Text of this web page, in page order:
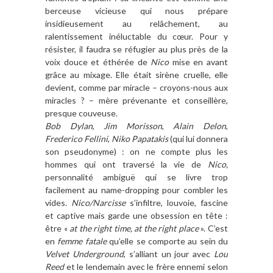
berceuse vicieuse qui nous prépare
insidieusement au relâchement, au
ralentissement inéluctable du cœur. Pour y
résister, il faudra se réfugier au plus près de la
voix douce et éthérée de Nicomise en avant
grâce au mixage. Elle était sirène cruelle, elle
devient, comme par miracle – croyons-nous aux
miracles ? – mère prévenante et conseillère,
presque couveuse.
Bob Dylan, Jim Morisson, Alain Delon,
Frederico Fellini, Niko Papatakis(qui lui donnera
son pseudonyme) : on ne compte plus les
hommes qui ont traversé la vie de Nico,
personnalité ambiguë qui se livre trop
facilement au name-dropping pour combler les
vides. Nico/Narcisses’infiltre, louvoie, fascine
et captive mais garde une obsession en tête :
être «at the right time, at the right place». C’est
en femme fatalequ’elle se comporte au sein du
Velvet Underground, s’alliant un jour avec Lou
Reedet le lendemain avec le frère ennemi selon